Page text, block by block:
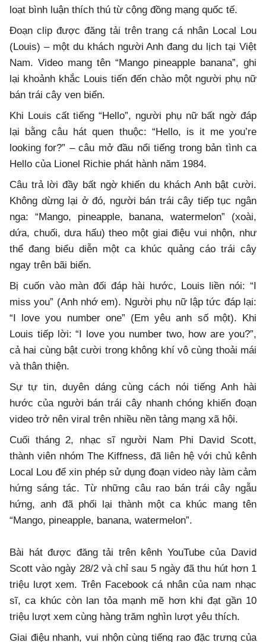
loạt bình luận thích thú từ cộng đồng mạng quốc tế.
Đoạn clip được đăng tải trên trang cá nhân Local Lou
(Louis) – một du khách người Anh đang du lịch tại Việt
Nam. Video mang tên “Mango pineapple banana”, ghi
lại khoảnh khắc Louis tiến đến chào một người phụ nữ
bán trái cây ven biển.
Khi Louis cất tiếng “Hello”, người phụ nữ bất ngờ đáp
lại bằng câu hát quen thuộc: “Hello, is it me you’re
looking for?” – câu mở đầu nổi tiếng trong bản tình ca
Hello của Lionel Richie phát hành năm 1984.
Câu trả lời đầy bất ngờ khiến du khách Anh bật cười.
Không dừng lại ở đó, người bán trái cây tiếp tục ngân
nga: “Mango, pineapple, banana, watermelon” (xoài,
dứa, chuối, dưa hấu) theo một giai điệu vui nhộn, như
thể đang biểu diễn một ca khúc quảng cáo trái cây
ngay trên bãi biển.
Bị cuốn vào màn đối đáp hài hước, Louis liền nói: “I
miss you” (Anh nhớ em). Người phụ nữ lập tức đáp lại:
“I love you number one” (Em yêu anh số một). Khi
Louis tiếp lời: “I love you number two, how are you?”,
cả hai cùng bật cười trong không khí vô cùng thoải mái
và thân thiện.
Sự tự tin, duyên dáng cùng cách nói tiếng Anh hài
hước của người bán trái cây nhanh chóng khiến đoạn
video trở nên viral trên nhiều nền tảng mạng xã hội.
Cuối tháng 2, nhạc sĩ người Nam Phi David Scott,
thành viên nhóm The Kiffness, đã liên hệ với chủ kênh
Local Lou để xin phép sử dụng đoạn video này làm cảm
hứng sáng tác. Từ những câu rao bán trái cây ngẫu
hứng, anh đã phối lại thành một ca khúc mang tên
“Mango, pineapple, banana, watermelon”.
Bài hát được đăng tải trên kênh YouTube của David
Scott vào ngày 28/2 và chỉ sau 5 ngày đã thu hút hơn 1
triệu lượt xem. Trên Facebook cá nhân của nam nhạc
sĩ, ca khúc còn lan tỏa mạnh mẽ hơn khi đạt gần 10
triệu lượt xem cùng hàng trăm nghìn lượt yêu thích.
Giai điệu nhanh, vui nhộn cùng tiếng rao đặc trưng của